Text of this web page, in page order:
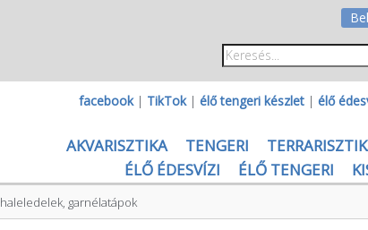
facebook| TikTok| élő tengeri készlet | élő
AKVARISZTIKA TENGERI
ÉLŐ ÉDESVÍZI
ÉLŐ TENGERI
haleledelek, garnélatápok